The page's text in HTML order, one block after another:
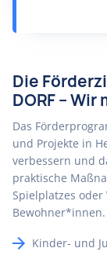
Die
DORF –
Das
und Projekte in
verbessern und
praktische
Spielplatzes
Kinder- und